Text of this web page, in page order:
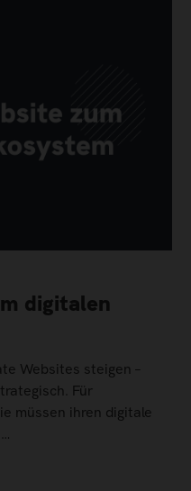
digitalen
Websites steigen –
Für
müssen ihren digitale